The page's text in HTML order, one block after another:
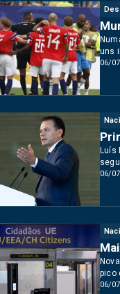
06/
uns
06/
Luís
06/
pico